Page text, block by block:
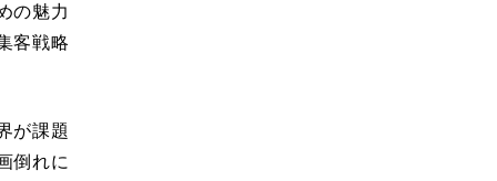
の魅力
客戦略
が課題
倒れに